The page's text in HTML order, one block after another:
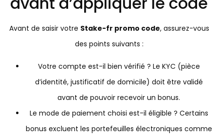
Avant de saisir votre Stake-fr promo code, assurez-vous
des points suivants :
Votre compte est-il bien vérifié ? Le KYC (pièce
d’identité, justificatif de domicile) doit être validé
avant de pouvoir recevoir un bonus.
Le mode de paiement choisi est-il éligible ? Certains
bonus excluent les portefeuilles électroniques comme